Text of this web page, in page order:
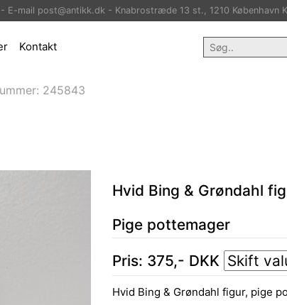
E-mail post@antikk.dk - Knabrostræde 13 st., 1210 København K
Kontakt
245843
Hvid Bing & Grøndahl
Pige pottemager
Pris: 375,- DKK
Hvid Bing & Grøndahl figur, pige